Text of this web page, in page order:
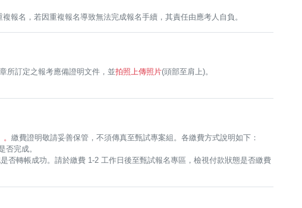
報名，若因重複報名導致無法完成報名手續，其責任由應考人自負。
所訂定之報考應備證明文件，並拍照上傳照片(頭部至肩上)。
繳費證明敬請妥善保管，不須傳真至甄試專案組。各繳費方式說明如下：
否完成。
否轉帳成功。請於繳費 1-2 工作日後至甄試報名專區，檢視付款狀態是否繳費